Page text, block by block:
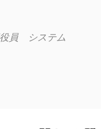
員　システム